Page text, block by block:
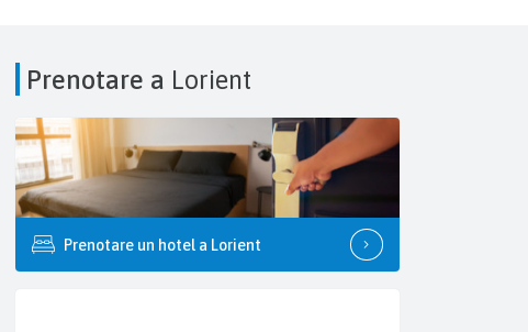
Prenotare a Lorient
Prenotare un hotel a Lorient